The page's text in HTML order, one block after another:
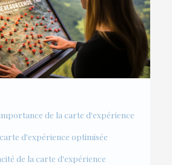
de la carte d'expérience
d'expérience optimisée
de la carte d'expérience